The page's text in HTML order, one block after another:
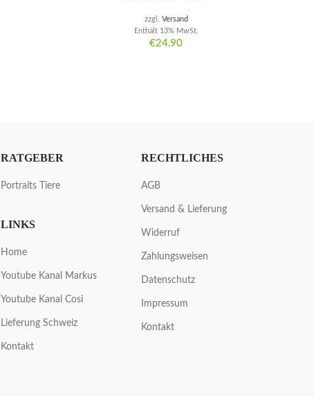
€24,90
Enthält 13% MwSt.
zzgl. Versand
RATGEBER
Portraits Tiere
LINKS
Home
Youtube Kanal Markus
Youtube Kanal Cosi
Lieferung Schweiz
Kontakt
RECHTLICHES
AGB
Versand & Lieferung
Widerruf
Zahlungsweisen
Datenschutz
Impressum
Kontakt